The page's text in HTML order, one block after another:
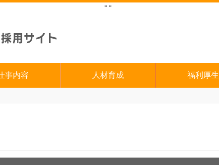
" "
事内容 人材育成 福利厚生